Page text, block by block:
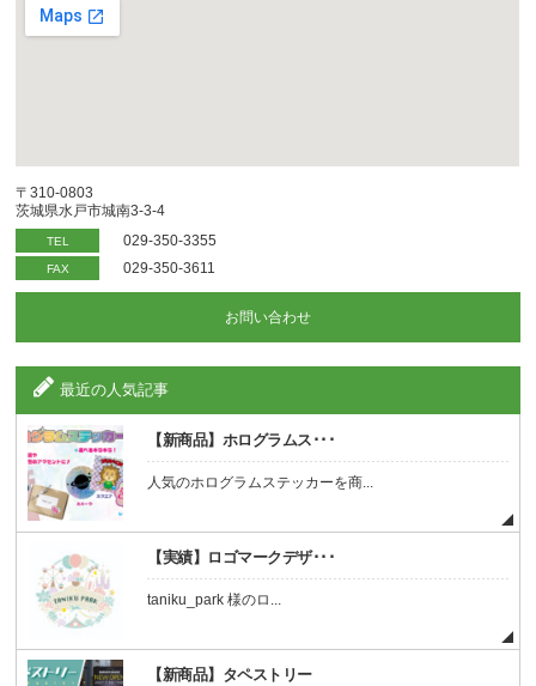
〒310-0803
茨城県水戸市城南3-3-4
TEL 029-350-3355
FAX 029-350-3611
お問い合わせ
最近の人気記事
【新商品】ホログラムス･･･
人気のホログラムステッカーを商...
【実績】ロゴマークデザ･･･
taniku_park 様のロ...
【新商品】タペストリー